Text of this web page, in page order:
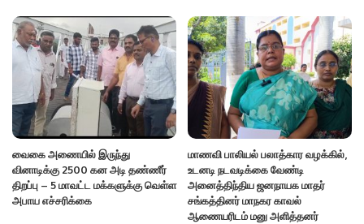
வைகை அணையில் இருந்து
வினாடிக்கு 2500 கன அடி தண்ணீர்
திறப்பு – 5 மாவட்ட மக்களுக்கு வெள்ள
அபாய எச்சரிக்கை
மாணவி பாலியல் பலாத்கார வழக்கில்,
உடனடி நடவடிக்கை வேண்டி
அனைத்திந்திய ஜனநாயக மாதர்
சங்கத்தினர் மாநகர காவல்
ஆணையரிடம் மனு அளித்தனர்